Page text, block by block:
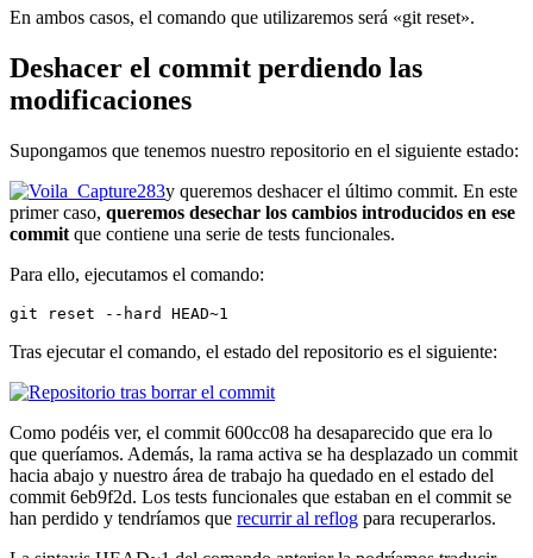
En ambos casos, el comando que utilizaremos será «git reset».
Deshacer el commit perdiendo las
modificaciones
Supongamos que tenemos nuestro repositorio en el siguiente estado:
y queremos deshacer el último commit. En este
primer caso, queremos desechar los cambios introducidos en ese
commit que contiene una serie de tests funcionales.
Para ello, ejecutamos el comando:
git reset --hard HEAD~1
Tras ejecutar el comando, el estado del repositorio es el siguiente:
Como podéis ver, el commit 600cc08 ha desaparecido que era lo
que queríamos. Además, la rama activa se ha desplazado un commit
hacia abajo y nuestro área de trabajo ha quedado en el estado del
commit 6eb9f2d. Los tests funcionales que estaban en el commit se
han perdido y tendríamos que recurrir al reflog para recuperarlos.